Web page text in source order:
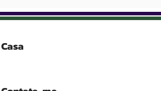
Casa